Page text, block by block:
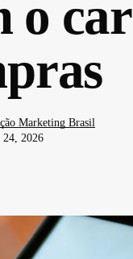
o
Marketing Brasil
24, 2026